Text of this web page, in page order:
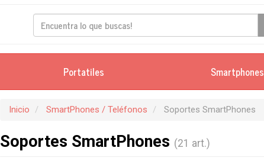
Portatiles Smartphones
Inicio SmartPhones / Teléfonos Soportes SmartPhones
Soportes SmartPhones (21 art.)